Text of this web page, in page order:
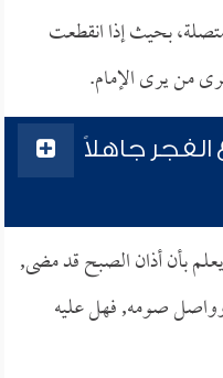
بحيث إذا انقطعت
من يرى الإمام.
جاهلاً
بأن أذان الصبح قد مضى,
وواصل صومه, فهل عليه